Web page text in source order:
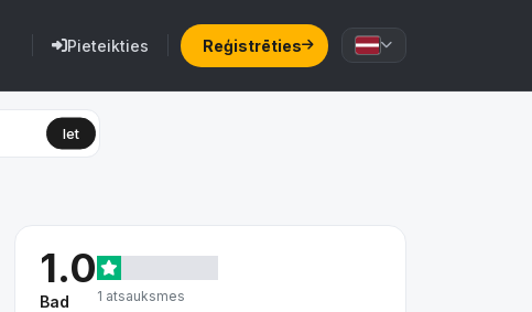
Pieteikties Reģistrēties
Iet
1.0
Bad 1 atsauksmes